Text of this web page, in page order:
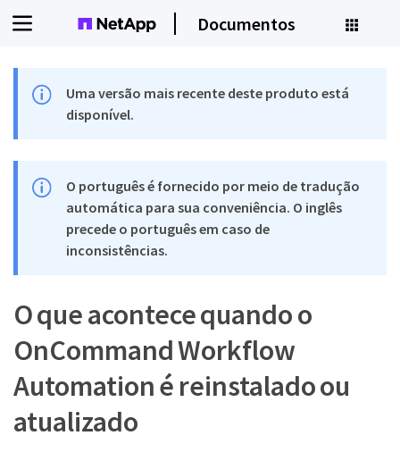
Documentos
Uma versão mais recente deste produto está
disponível.
O português é fornecido por meio de tradução
automática para sua conveniência. O inglês
precede o português em caso de
inconsistências.
O que acontece quando o
OnCommand Workflow
Automation é reinstalado ou
atualizado